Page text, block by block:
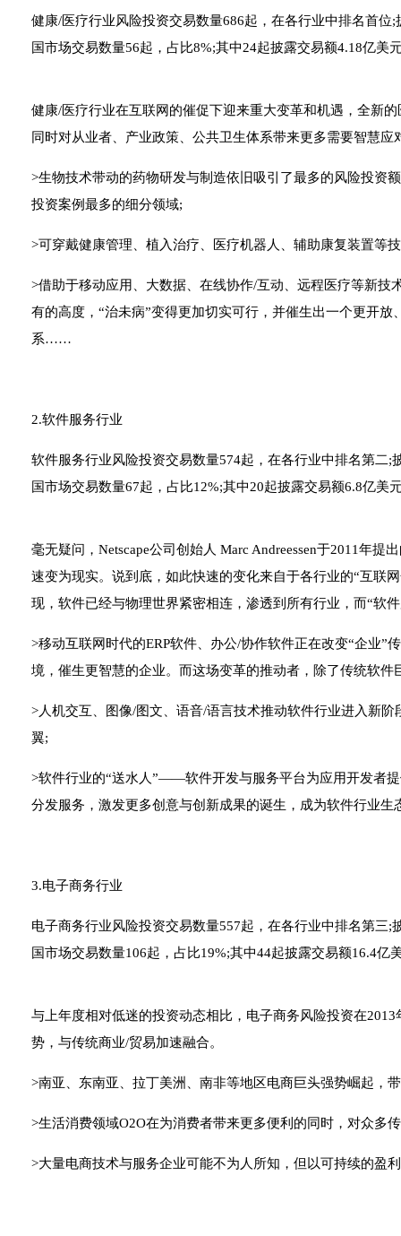
健康/医疗行业风险投资交易数量686起，在各行业中排名首位
国市场交易数量56起，占比8%;其中24起披露交易额4.18亿美
健康/医疗行业在互联网的催促下迎来重大变革和机遇，全新
同时对从业者、产业政策、公共卫生体系带来更多需要智慧应
>生物技术带动的药物研发与制造依旧吸引了最多的风险投资
投资案例最多的细分领域;
>可穿戴健康管理、植入治疗、医疗机器人、辅助康复装置等
>借助于移动应用、大数据、在线协作/互动、远程医疗等新技
有的高度，“治未病”变得更加切实可行，并催生出一个更开
系……
2.软件服务行业
软件服务行业风险投资交易数量574起，在各行业中排名第二;
国市场交易数量67起，占比12%;其中20起披露交易额6.8亿美
毫无疑问，Netscape公司创始人 Marc Andreessen于2011年提
速变为现实。说到底，如此快速的变化来自于各行业的“互联
现，软件已经与物理世界紧密相连，渗透到所有行业，而“软
>移动互联网时代的ERP软件、办公/协作软件正在改变“企业”
境，催生更智慧的企业。而这场变革的推动者，除了传统软
>人机交互、图像/图文、语音/语言技术推动软件行业进入新
翼;
>软件行业的“送水人”——软件开发与服务平台为应用开发者
分发服务，激发更多创意与创新成果的诞生，成为软件行业
3.电子商务行业
电子商务行业风险投资交易数量557起，在各行业中排名第三;
国市场交易数量106起，占比19%;其中44起披露交易额16.4亿
与上年度相对低迷的投资动态相比，电子商务风险投资在
势，与传统商业/贸易加速融合。
>南亚、东南亚、拉丁美洲、南非等地区电商巨头强势崛起，
>生活消费领域O2O在为消费者带来更多便利的同时，对众多
>大量电商技术与服务企业可能不为人所知，但以可持续的